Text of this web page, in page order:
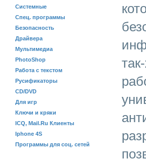
Системные
Спец. программы
Безопасность
Драйвера
Мультимедиа
PhotoShop
Работа с текстом
Русификаторы
CD/DVD
Для игр
Ключи и кряки
ICQ, Mail.Ru Клиенты
Iphone 4S
Программы для соц. сетей